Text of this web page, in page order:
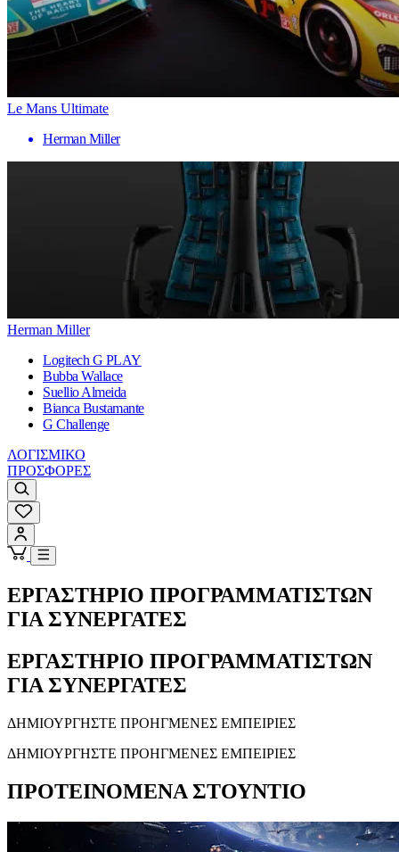
Le Mans Ultimate
Herman Miller
Herman Miller
Logitech G PLAY
Bubba Wallace
Suellio Almeida
Bianca Bustamante
G Challenge
ΛΟΓΙΣΜΙΚΟ
ΠΡΟΣΦΟΡΕΣ
ΕΡΓΑΣΤΗΡΙΟ ΠΡΟΓΡΑΜΜΑΤΙΣΤΩΝ
ΓΙΑ ΣΥΝΕΡΓΑΤΕΣ
ΕΡΓΑΣΤΗΡΙΟ ΠΡΟΓΡΑΜΜΑΤΙΣΤΩΝ
ΓΙΑ ΣΥΝΕΡΓΑΤΕΣ
ΔΗΜΙΟΥΡΓΗΣΤΕ ΠΡΟΗΓΜΕΝΕΣ ΕΜΠΕΙΡΙΕΣ
ΔΗΜΙΟΥΡΓΗΣΤΕ ΠΡΟΗΓΜΕΝΕΣ ΕΜΠΕΙΡΙΕΣ
ΠΡΟΤΕΙΝΟΜΕΝΑ ΣΤΟΥΝΤΙΟ